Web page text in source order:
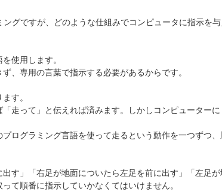
グですが、どのような仕組みでコンピュータに指示を与
使用します。
、専用の言葉で指示する必要があるからです。
す。
走って」と伝えれば済みます。
しかしコンピューターに
プログラミング言語を使って走るという動作を一つずつ、
出す」「右足が地面についたら左足を前に出す」「左足
て順番に指示していかなくてはいけません。